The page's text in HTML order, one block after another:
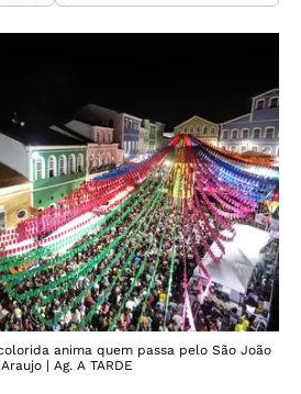
anima quem passa pelo São João
| Ag. A TARDE